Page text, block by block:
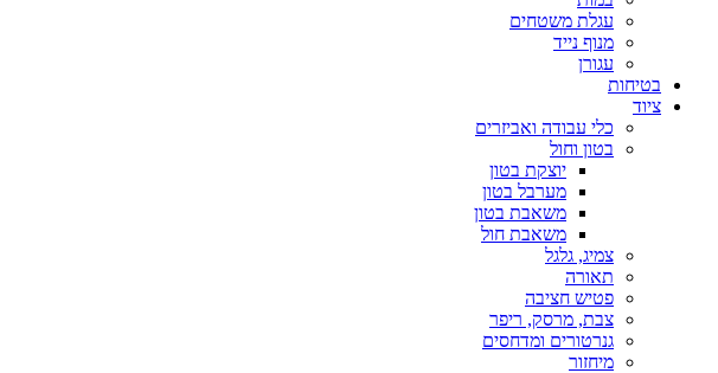
עגלת משטחים
מנוף נייד
עגורן
בטיחות
ציוד
כלי עבודה ואביזרים
בטון וחול
יוצקת בטון
מערבל בטון
משאבת בטון
משאבת חול
צמיג, גלגל
תאורה
פטיש חציבה
צבת, מרסק, ריפר
גנרטורים ומדחסים
מיחזור